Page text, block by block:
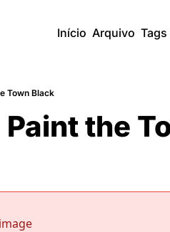
Início Arquivo Tags
Town Black
the